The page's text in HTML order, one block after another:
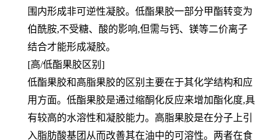
围内形成非可逆性凝胶。低酯果胶一部分甲酯转变为
伯酰胺,不受糖、酸的影响,但需与钙、镁等二价离子
结合才能形成凝胶。
[高/低酯果胶区别]
低酯果胶和高脂果胶的区别主要在于其化学结构和应
用方面。低酯果胶是通过缩酮化反应来增加酯化度,具
有较高的水溶性和凝胶能力。高脂果胶是在分子上引
入脂肪酸基团从而改善其在油中的可溶性。两者在食